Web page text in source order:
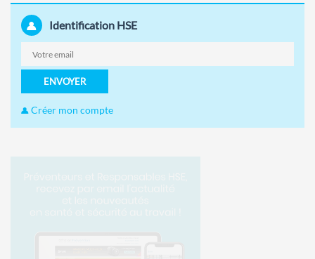
Identification HSE
ENVOYER
Créer mon compte